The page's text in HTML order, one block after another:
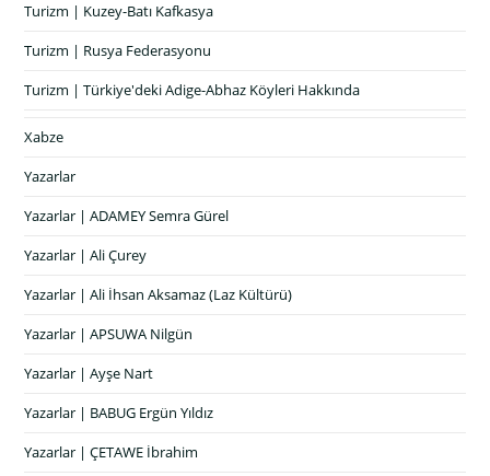
Turizm | Kuzey-Batı Kafkasya
Turizm | Rusya Federasyonu
Turizm | Türkiye'deki Adige-Abhaz Köyleri Hakkında
Xabze
Yazarlar
Yazarlar | ADAMEY Semra Gürel
Yazarlar | Ali Çurey
Yazarlar | Ali İhsan Aksamaz (Laz Kültürü)
Yazarlar | APSUWA Nilgün
Yazarlar | Ayşe Nart
Yazarlar | BABUG Ergün Yıldız
Yazarlar | ÇETAWE İbrahim